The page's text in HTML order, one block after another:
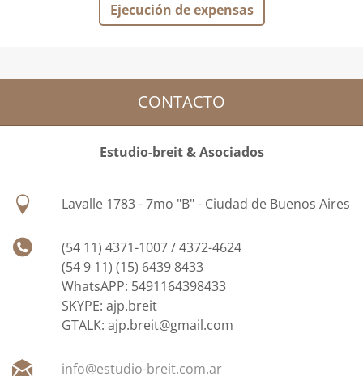
Ejecución de expensas
CONTACTO
Estudio-breit & Asociados
Lavalle 1783 - 7mo "B" - Ciudad de Buenos Aires
(54 11) 4371-1007 / 4372-4624
(54 9 11) (15) 6439 8433
WhatsAPP: 5491164398433
SKYPE: ajp.breit
GTALK: ajp.breit@gmail.com
info@estudio-breit.com.ar